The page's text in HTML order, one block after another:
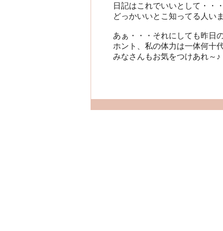
日記はこれでいいとして・・
どっかいいとこ知ってる人い
あぁ・・・それにしても昨日
ホント、私の体力は一体何十
みなさんもお気をつけあれ～♪